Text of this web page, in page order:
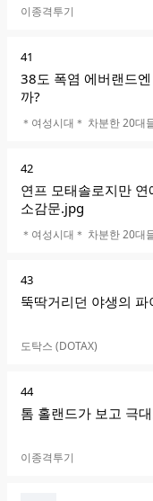
카페명
이종격투기
순
위
41
38도 폭염 에버랜드
까?
카페명
＊여성시대＊ 차분한 20대
순
위
42
연프 모태솔로지만
소감문.jpg
카페명
＊여성시대＊ 차분한 20대
순
위
43
뚝딱거리던 야생의 파
카페명
도탁스 (DOTAX)
순
위
44
톰 홀랜드가 보고 극
카페명
이종격투기